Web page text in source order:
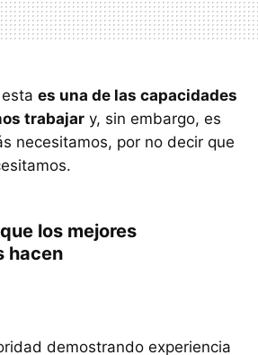
es una de las capacidades
trabajar y, sin embargo, es
necesitamos, por no decir que
los mejores
hacen
demostrando experiencia